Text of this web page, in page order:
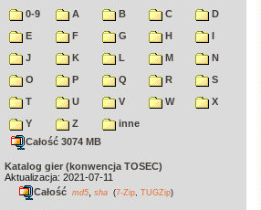
0-9 A B C
D
E
F G H
I
J
K L M
N
O
P Q R
S
T
U V W
X
Y
Z
inne
Całość 3074 MB
Katalog gier (konwencja TOSEC)
Aktualizacja: 2021-07-11
Całość md5 sha (7-Zip TUGZip)